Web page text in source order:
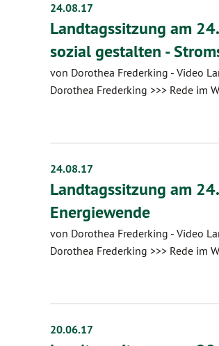
24.08.17
Landtagssitzung am
sozial gestalten -
von Dorothea Frederking - Video
Dorothea Frederking >>> Rede im
24.08.17
Landtagssitzung am
Energiewende
von Dorothea Frederking - Video
Dorothea Frederking >>> Rede im
20.06.17